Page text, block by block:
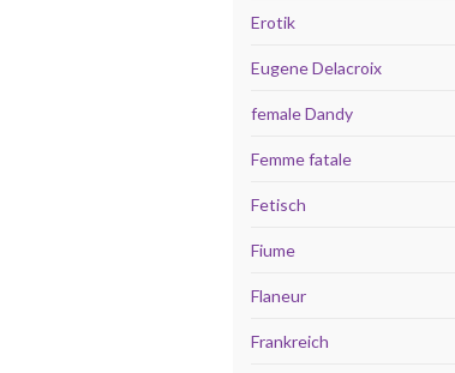
Erotik
Eugene Delacroix
female Dandy
Femme fatale
Fetisch
Fiume
Flaneur
Frankreich